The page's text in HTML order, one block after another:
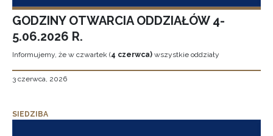
GODZINY OTWARCIA ODDZIAŁÓW 4-
5.06.2026 R.
Informujemy, że w czwartek (4 czerwca) wszystkie oddziały
3 czerwca, 2026
SIEDZIBA